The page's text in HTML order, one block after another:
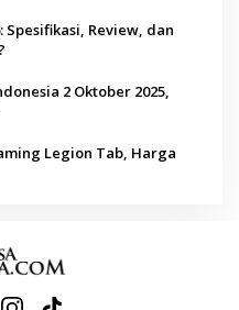
Spesifikasi, Review, dan
2 Oktober 2025,
Legion Tab, Harga